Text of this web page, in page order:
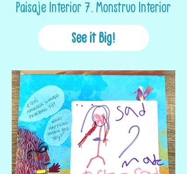
Paisaje Interior 7. Monstruo Interior
See it Big!